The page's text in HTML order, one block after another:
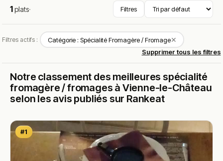
1plats· Filtres
Filtres actifs : Catégorie : Spécialité Fromagère / Fromage✕
Supprimer tous les filtres
Notre classement des meilleures spécialité
fromagère / fromages à Vienne-le-Château
selon les avis publiés sur Rankeat
#1